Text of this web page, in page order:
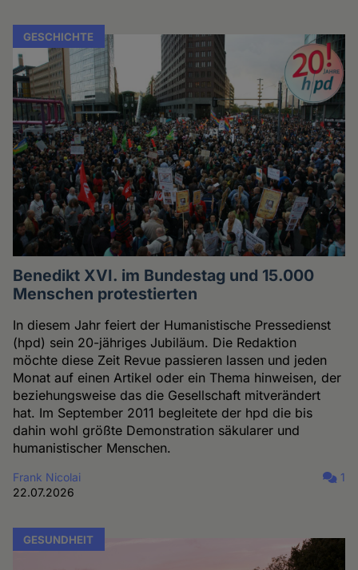
GESCHICHTE
Benedikt XVI. im Bundestag und 15.000
Menschen protestierten
In diesem Jahr feiert der Humanistische Pressedienst
(hpd) sein 20-jähriges Jubiläum. Die Redaktion
möchte diese Zeit Revue passieren lassen und jeden
Monat auf einen Artikel oder ein Thema hinweisen, der
beziehungsweise das die Gesellschaft mitverändert
hat. Im September 2011 begleitete der hpd die bis
dahin wohl größte Demonstration säkularer und
humanistischer Menschen.
Frank Nicolai
22.07.2026
1
GESUNDHEIT